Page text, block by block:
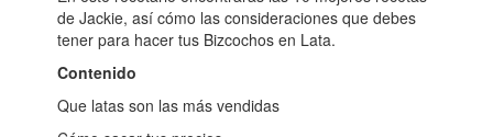
de Jackie, así cómo las consideraciones que debes
tener para hacer tus Bizcochos en Lata.
Contenido
Que latas son las más vendidas